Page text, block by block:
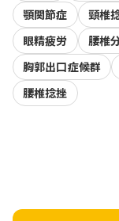
顎関節症
頸椎
眼精疲労
腰椎
胸郭出口症候群
腰椎捻挫